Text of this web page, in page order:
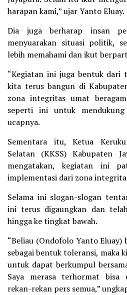
harapan kami,” ujar Yanto Eluay.
Dia juga berharap insan
menyuarakan situasi politik,
lebih memahami dan ikut
“Kegiatan ini juga bentuk dari
kita terus bangun di
zona integritas umat
seperti ini untuk
ucapnya.
Sementara itu, Ketua
Selatan (KKSS) Kabupaten
mengatakan, kegiatan ini
implementasi dari zona
Selama ini slogan-slogan
ini terus digaungkan dan
hingga ke tingkat bawah.
“Beliau (Ondofolo Yanto Eluay)
sebagai bentuk toleransi, maka
untuk dapat berkumpul
Saya merasa terhormat bisa
rekan-rekan pers semua,”